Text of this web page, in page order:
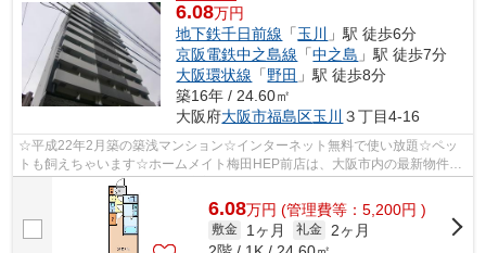
6.08万円
地下鉄千日前線 「玉川
」駅 徒歩6分
京阪電鉄中之島線 「中之島 」駅 徒歩7分
大阪環状線 「野田 」駅 徒歩8分
築16年 / 24.60㎡
大阪府大阪市福島区玉川 ３丁目4-16
☆平成22年2月築の築浅マンション☆インターネット無料で使い放題☆ペッ
トも飼えちゃいます☆ホームメイト梅田HEP前店は、大阪市内の最新物件情
報を網羅しております。地域密着のホームメ...
6.08万円 (管理費等：5,200円 )
敷金 1ヶ月 礼金
2ヶ月